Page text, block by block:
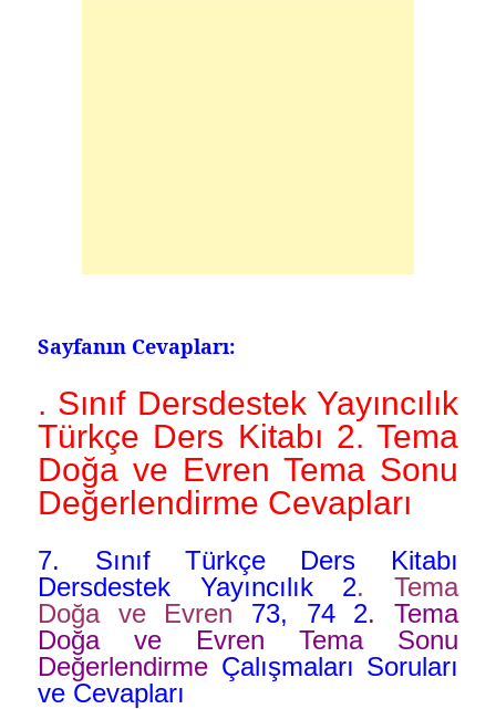
Sayfanın Cevapları:
. Sınıf Dersdestek Yayıncılık
Türkçe Ders Kitabı 2. Tema
Doğa ve Evren Tema Sonu
Değerlendirme Cevapları
7. Sınıf Türkçe Ders Kitabı
Dersdestek Yayıncılık 2. Tema
Doğa ve Evren 73, 74 2. Tema
Doğa ve Evren Tema Sonu
Değerlendirme Çalışmaları Soruları
ve Cevapları